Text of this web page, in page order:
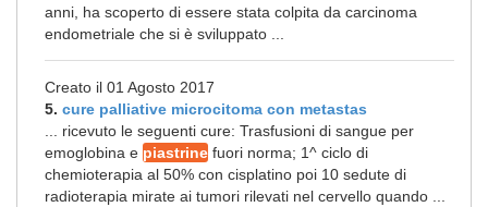
anni, ha scoperto di essere stata colpita da carcinoma
endometriale che si è sviluppato ...
Creato il 01 Agosto 2017
5. cure palliative microcitoma con metastas
... ricevuto le seguenti cure: Trasfusioni di sangue per
emoglobina e piastrine fuori norma; 1^ ciclo di
chemioterapia al 50% con cisplatino poi 10 sedute di
radioterapia mirate ai tumori rilevati nel cervello quando ...